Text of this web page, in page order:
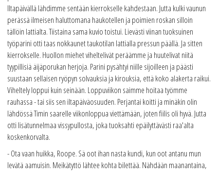
Iltapäivällä lähdimme sentään kierrokselle kahdestaan. Jutta kulki vaunun
perässä ilmeisen haluttomana haukotellen ja poimien roskan silloin
tällöin lattialta. Tiistaina sama kuvio toistui. Lievästi viinan tuoksuinen
työparini otti taas nokkaunet taukotilan lattialla pressun päällä. Ja sitten
kierrokselle. Huollon miehet viheltelivät peräämme ja huutelivat niitä
tyypillisiä äijäporukan herjoja. Parini pysähtyi niille sijoilleen ja päästi
suustaan sellaisen ryöpyn solvauksia ja kirouksia, että koko alakerta raikui.
Viheltely loppui kuin seinään. Loppuviikon saimme hoitaa työmme
rauhassa - tai siis sen iltapäiväosuuden. Perjantai koitti ja minäkin olin
lähdössä Timin saarelle viikonloppua viettämään, joten fiilis oli hyvä. Jutta
otti lisätunnelmaa vissypullosta, joka tuoksahti epäilyttävästi raa'alta
koskenkorvalta.
- Ota vaan huikka, Roope. Sä oot ihan nasta kundi, kun oot antanu mun
levätä aamuisin. Meikätyttö lähtee kohta bilettää. Nähdään maanantaina,